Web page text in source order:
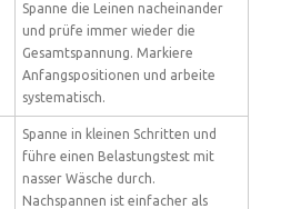
Spanne die Leinen nacheinander
und prüfe immer wieder die
Gesamtspannung. Markiere
Anfangspositionen und arbeite
systematisch.
Spanne in kleinen Schritten und
führe einen Belastungstest mit
nasser Wäsche durch.
Nachspannen ist einfacher als